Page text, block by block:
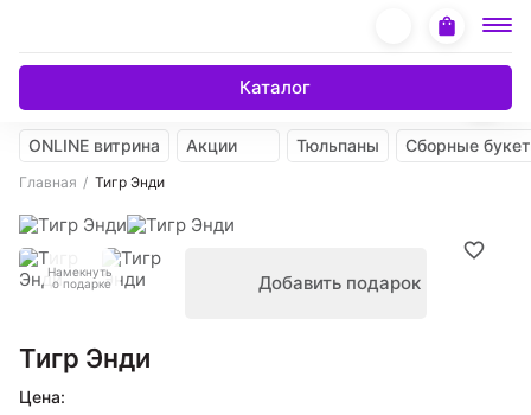
Каталог
ONLINE витрина Акции Тюльпаны Сборные
Главная Тигр Энди
Намекнуть
о подарке
Добавить подарок
Тигр Энди
Цена: